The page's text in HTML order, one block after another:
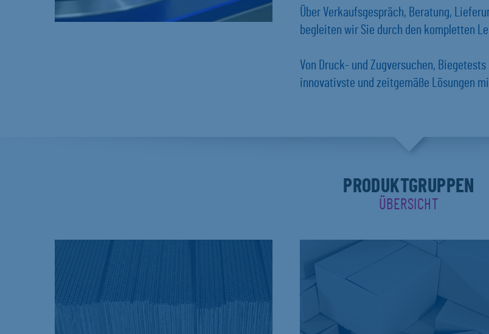
Über Verkaufsgespräch, Beratung,
begleiten wir Sie durch den kompletten
Von Druck- und Zugversuchen,
innovativste und zeitgemäße Lösungen
PRODUKTGRUPPEN
ÜBERSICHT